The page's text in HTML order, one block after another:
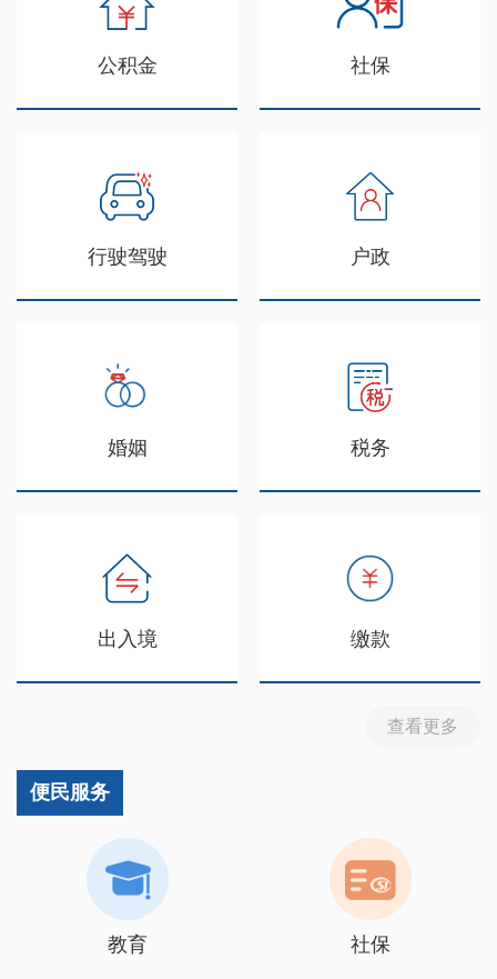
公积金 社保
行驶驾驶 户政
婚姻 税务
出入境 缴款
查看更多
便民服务
教育 社保